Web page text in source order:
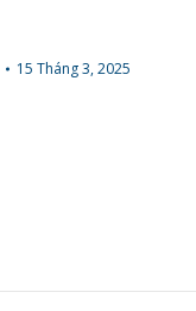
15 Tháng 3, 2025